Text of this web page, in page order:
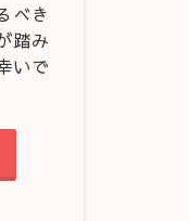
べき
踏み
いで